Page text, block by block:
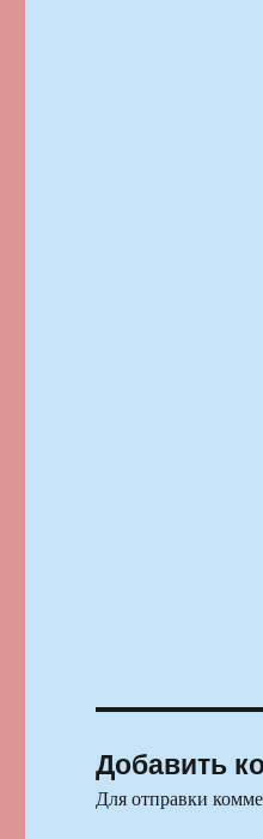
Добавить
Для отправки